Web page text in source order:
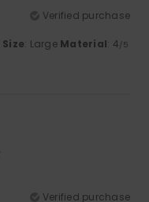
Verified purchase
Size: Large Material: 4/5
Verified purchase